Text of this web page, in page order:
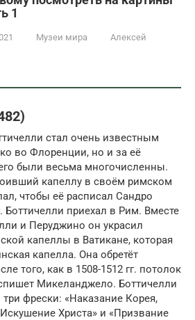
1
Музеи мира
Алексей
стал очень известным
во Флоренции, но и за её
были весьма многочисленны.
капеллу в своём римском
чтобы её расписал Сандро
Боттичелли приехал в Рим. Вместе
и Перуджино он украсил
капеллы в Ватикане, которая
капелла. Она обретёт
того, как в 1508-1512 гг. потолок
Микеланджело. Боттичелли
фрески: «Наказание Корея,
Христа» и «Призвание